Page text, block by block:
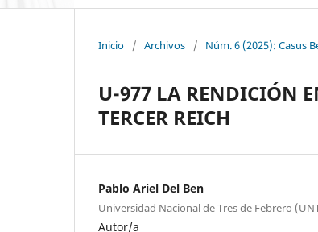
Inicio / Archivos / Núm. 6 (2025): Casus
U-977 LA RENDICIÓN
TERCER REICH
Pablo Ariel Del Ben
Universidad Nacional de Tres de Febrero
Autor/a